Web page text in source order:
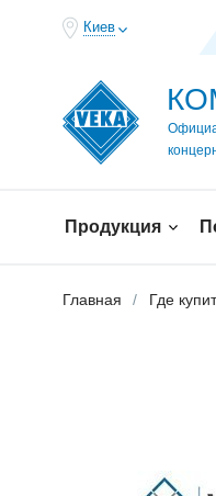
Киев
Продукция
Главная Где